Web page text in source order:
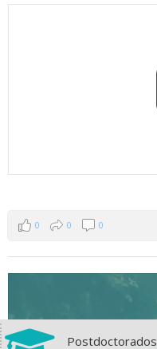
0 0 0
Postdoctorados